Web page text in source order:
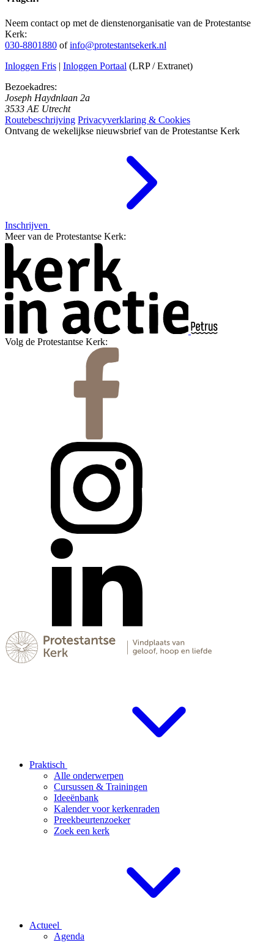
Neem contact op met de dienstenorganisatie van de Protestantse
Kerk:
030-8801880 ofinfo@protestantsekerk.nl
Inloggen Fris | Inloggen Portaal (LRP / Extranet)
Bezoekadres:
Joseph Haydnlaan 2a
3533 AE Utrecht
Routebeschrijving Privacyverklaring & Cookies
Ontvang de wekelijkse nieuwsbrief van de Protestantse Kerk
Inschrijven
Meer van de Protestantse Kerk:
Volg de Protestantse Kerk:
Praktisch
Alle onderwerpen
Cursussen & Trainingen
Ideeënbank
Kalender voor kerkenraden
Preekbeurtenzoeker
Zoek een kerk
Actueel
Agenda